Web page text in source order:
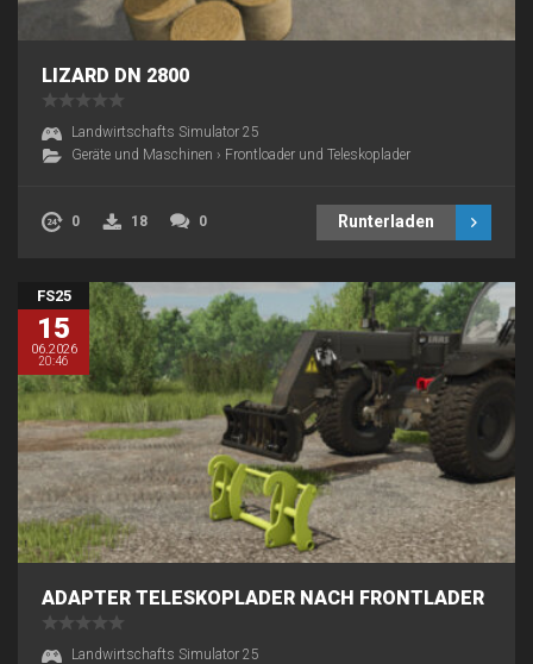
LIZARD DN 2800
Landwirtschafts Simulator 25
Geräte und Maschinen › Frontloader und Teleskoplader
0 18 0 Runterladen
FS25
15
06.2026
20:46
ADAPTER TELESKOPLADER NACH FRONTLADER
Landwirtschafts Simulator 25